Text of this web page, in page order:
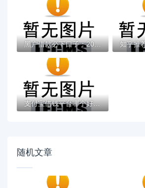
黑户借款必下口子：2025推荐5个通过率100%的...
支付宝借钱平台哪个好？实测推荐这3个靠谱低...
随机文章